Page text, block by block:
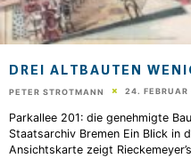
DREI ALTBAUTEN
PETER STROTMANN 24. FEBRUAR
Parkallee 201: die genehmigte
Staatsarchiv Bremen Ein Blick in
Ansichtskarte zeigt